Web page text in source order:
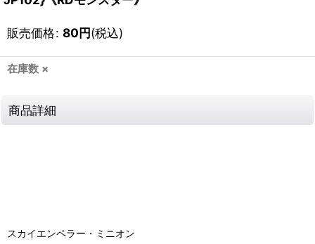
販売価格: 80円(税込)
在庫数 ×
商品詳細
スカイエンペラー・ミニオン